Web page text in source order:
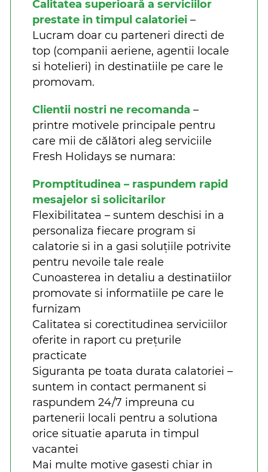
Calitatea superioară a serviciilor
prestate in timpul calatoriei –
Lucram doar cu parteneri directi de
top (companii aeriene, agentii locale
si hotelieri) in destinatiile pe care le
promovam.
Clientii nostri ne recomanda –
printre motivele principale pentru
care mii de călători aleg serviciile
Fresh Holidays se numara:
Promptitudinea – raspundem rapid
mesajelor si solicitarilor
Flexibilitatea – suntem deschisi in a
personaliza fiecare program si
calatorie si in a gasi soluțiile potrivite
pentru nevoile tale reale
Cunoasterea in detaliu a destinatiilor
promovate si informatiile pe care le
furnizam
Calitatea si corectitudinea serviciilor
oferite in raport cu prețurile
practicate
Siguranta pe toata durata calatoriei –
suntem in contact permanent si
raspundem 24/7 impreuna cu
partenerii locali pentru a solutiona
orice situatie aparuta in timpul
vacantei
Mai multe motive gasesti chiar in